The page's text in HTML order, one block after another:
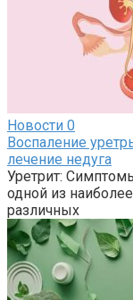
Новости 0
Воспаление
лечение недуга
Уретрит:
одной из
различных